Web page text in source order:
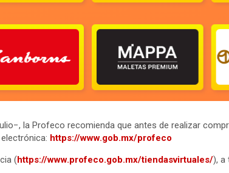
la Profeco recomienda que antes de realizar
https://www.gob.mx/profeco
(https://www.profeco.gob.mx/tiendasvirtuales/), a